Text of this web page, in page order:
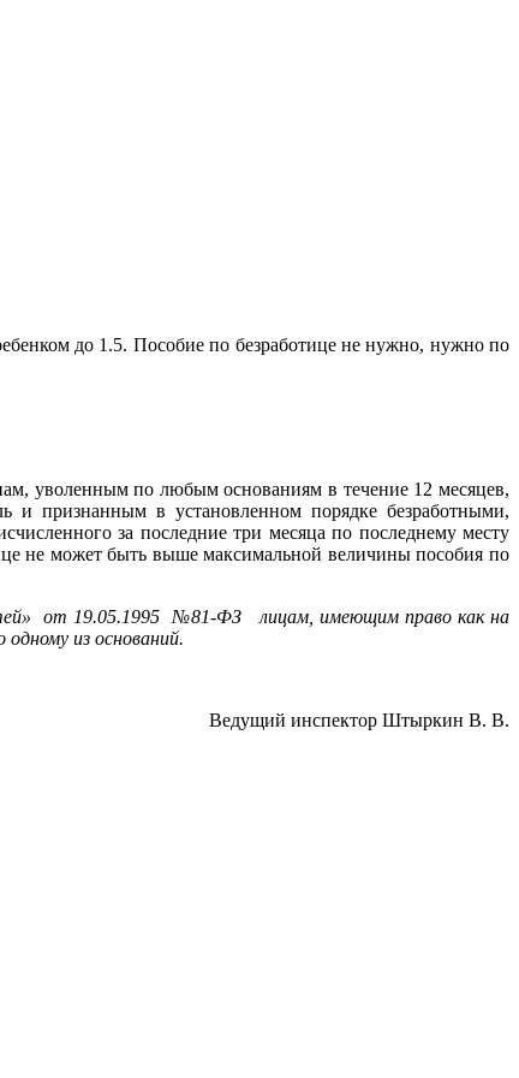
до 1.5. Пособие по безработице не нужно, нужно по
уволенным по любым основаниям в течение 12 месяцев,
и признанным в установленном порядке безработными,
за последние три месяца по последнему месту
не может быть выше максимальной величины пособия по
от 19.05.1995 №81-ФЗ лицам, имеющим право как на
из оснований.
Ведущий инспектор Штыркин В. В.